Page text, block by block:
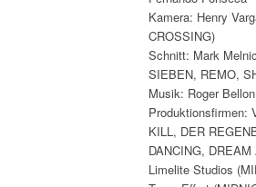
Kamera: Henry
CROSSING)
Schnitt: Mark
SIEBEN, REMO,
Musik: Roger
Produktionsfirmen:
KILL, DER
DANCING,
Limelite Studios